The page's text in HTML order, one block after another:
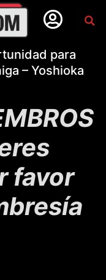
para
– Yoshioka
favor